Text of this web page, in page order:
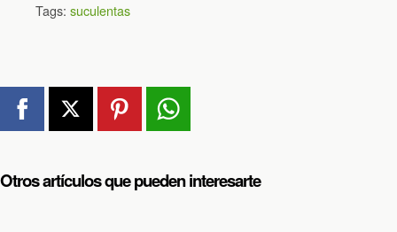
Tags: suculentas
Otros artículos que pueden interesarte